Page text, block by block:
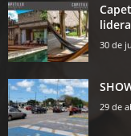
30 de
29 de